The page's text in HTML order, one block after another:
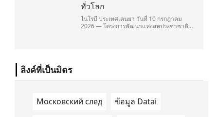
ทั่วโลก
ไนโรบี ประเทศเคนยา วันที่ 10 กรกฎาคม
2026 — โครงการพัฒนาแห่งสหประชาชาติ
ลิงค์ที่เป็นมิตร
Московский след ข้อมูล Datai